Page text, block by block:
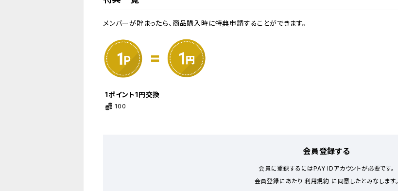
メンバーが貯まったら、商品購入時に特典申請することができます。
1ポイント1円交換
100
会員登録する
会員に登録するにはPAY IDアカウントが必要です。
会員登録にあたり 利用規約 に同意したとみなします。